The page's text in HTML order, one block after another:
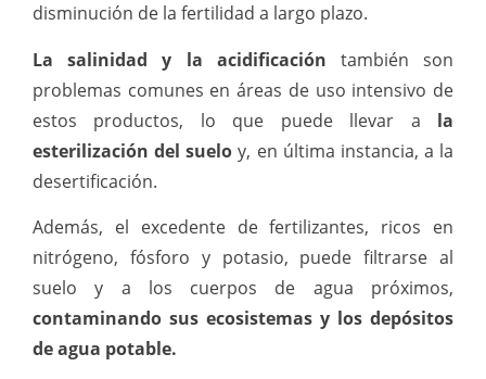
disminución de la fertilidad a largo plazo.
La salinidad y la acidificación también son
problemas comunes en áreas de uso intensivo de
estos productos, lo que puede llevar a la
esterilización del suelo y, en última instancia, a la
desertificación.
Además, el excedente de fertilizantes, ricos en
nitrógeno, fósforo y potasio, puede filtrarse al
suelo y a los cuerpos de agua próximos,
contaminando sus ecosistemas y los depósitos
de agua potable.